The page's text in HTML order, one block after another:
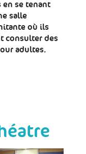
en se tenant
salle
où ils
consulter des
adultes.